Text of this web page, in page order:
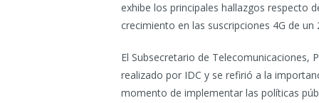
exhibe los principales hallazgos respecto
crecimiento en las suscripciones 4G de
El Subsecretario de Telecomunicaciones,
realizado por IDC y se refirió a la
momento de implementar las políticas